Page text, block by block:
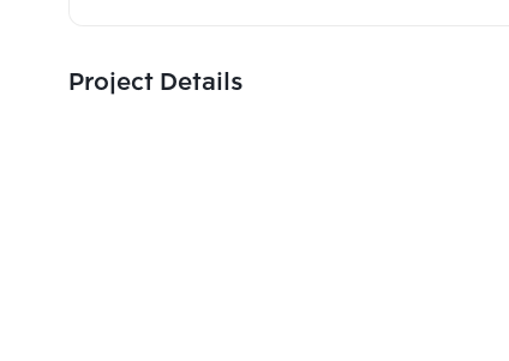
Project Details